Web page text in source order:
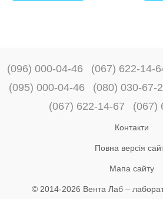
(096) 000-04-46 (067) 622-14-
(095) 000-04-46
(080) 030-67-
(067) 622-14-67
(067)
Контакти
Повна версія
Мапа сайту
© 2014-2026 Вента Лаб –